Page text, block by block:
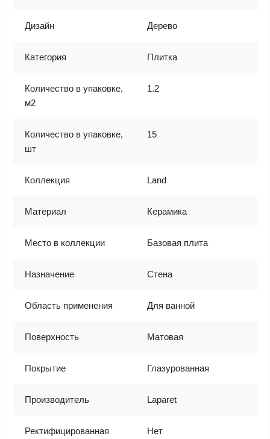
Дизайн Дерево
Категория Плитка
Количество в упаковке,
м2
1.2
Количество в упаковке,
шт
15
Коллекция Land
Материал Керамика
Место в коллекции Базовая плита
Назначение Стена
Область применения Для ванной
Поверхность Матовая
Покрытие Глазурованная
Производитель Laparet
Ректифицированная Нет